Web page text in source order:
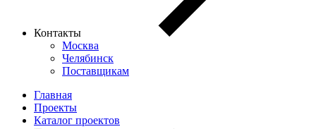
Контакты
Москва
Челябинск
Поставщикам
Главная
Проекты
Каталог проектов